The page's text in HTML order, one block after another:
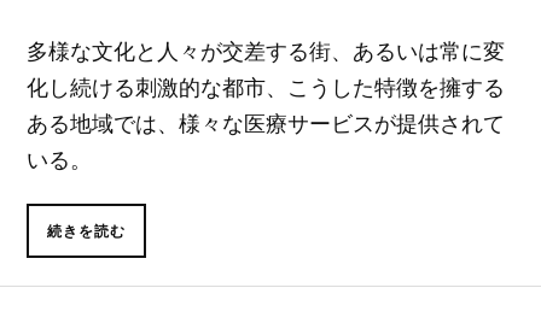
多様な文化と人々が交差する街、あるいは常に変
化し続ける刺激的な都市、こうした特徴を擁する
ある地域では、様々な医療サービスが提供されて
いる。
続きを読む